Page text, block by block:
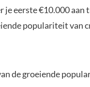
je eerste €10.000 aan
populariteit van
de groeiende